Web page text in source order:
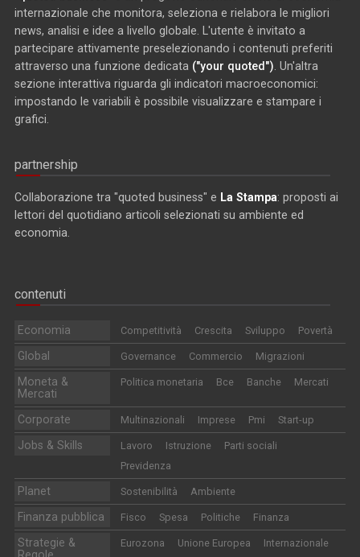
internazionale che monitora, seleziona e rielabora le migliori
news, analisi e idee a livello globale. L'utente è invitato a
partecipare attivamente preselezionando i contenuti preferiti
attraverso una funzione dedicata ("your quoted"). Un'altra
sezione interattiva riguarda gli indicatori macroeconomici:
impostando le variabili è possibile visualizzare e stampare i
grafici.
partnership
Collaborazione tra "quoted business" e La Stampa: proposti ai
lettori del quotidiano articoli selezionati su ambiente ed
economia.
contenuti
Economia Competitività Crescita Sviluppo Povertà
Global Governance Commercio Migrazioni
Moneta &
Mercati
Politica monetaria Bce Banche Mercati
Corporate Multinazionali Imprese Pmi Start-up
Jobs & Skills Lavoro Istruzione
Parti sociali
Previdenza
Planet Sostenibilità Ambiente
Finanza pubblica Fisco Spesa Politiche Finanza
Strategie &
Eurozona Unione Europea Internazionale